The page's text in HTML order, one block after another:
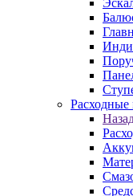
Расходные